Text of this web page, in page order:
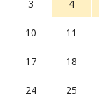
3 4
10 11
17 18
24 25